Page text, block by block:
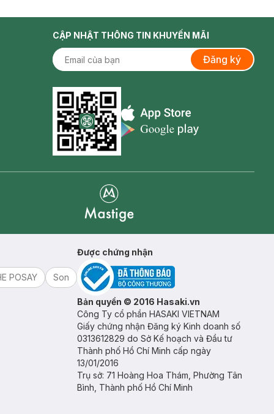
CẬP NHẬT THÔNG TIN KHUYẾN MÃI
Đăng ký
Appstore icon
POSAY
Son
Được chứng nhận
Bản quyền © 2016 Hasaki.vn
Công Ty cổ phần HASAKI VIETNAM
Giấy chứng nhận Đăng ký Kinh doanh số
0313612829 do Sở Kế hoạch và Đầu tư
Thành phố Hồ Chí Minh cấp ngày
13/01/2016
Trụ sở: 71 Hoàng Hoa Thám, Phường Tân
Bình, Thành phố Hồ Chí Minh